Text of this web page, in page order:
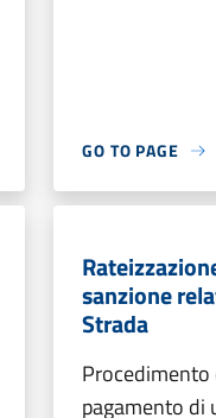
GO TO PAGE
sanzione
Strada
Procedimento
pagamento di